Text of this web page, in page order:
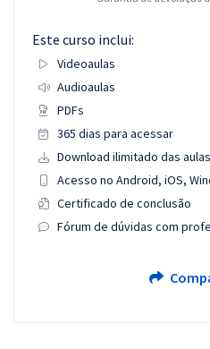
Este curso inclui:
Videoaulas
Audioaulas
PDFs
365 dias para acessar
Download ilimitado das aulas
Acesso no Android, iOS,
Certificado de conclusão
Fórum de dúvidas com